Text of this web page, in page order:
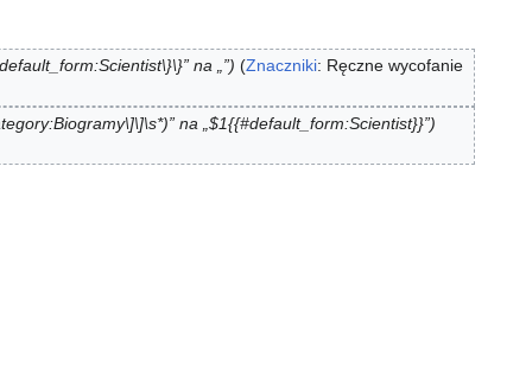
na „” Znaczniki: Ręczne wycofanie
na „$1{{#default_form:Scientist}}”